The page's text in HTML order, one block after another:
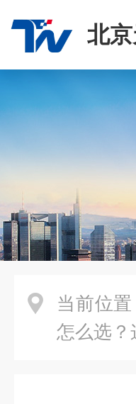
北
司
当前位置
怎么选